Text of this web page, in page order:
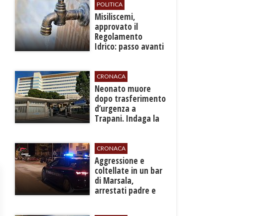
POLITICA
Misiliscemi,
approvato il
Regolamento
Idrico: passo avanti
servizio
CRONACA
​Neonato muore
dopo trasferimento
d’urgenza a
Trapani. Indaga la
CRONACA
​Aggressione e
coltellate in un bar
di Marsala,
arrestati padre e